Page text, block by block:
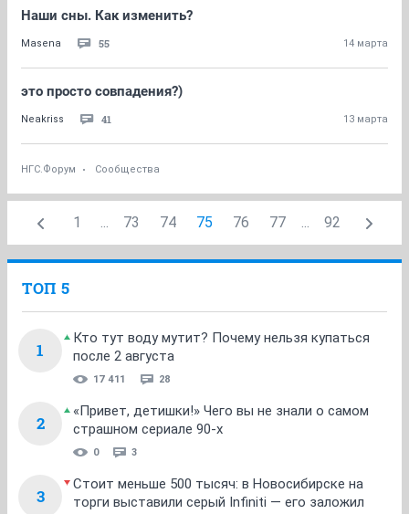
Наши сны. Как изменить?
Masena 55 14 марта
это просто совпадения?)
Neakriss 41 13 марта
НГС.Форум Сообщества
1 ... 73 74 75 76 77 ... 92
ТОП 5
1
Кто тут воду мутит? Почему нельзя купаться
после 2 августа
17 411 28
2
«Привет, детишки!» Чего вы не знали о самом
страшном сериале 90-х
0 3
3
Стоит меньше 500 тысяч: в Новосибирске на
торги выставили серый Infiniti — его заложил